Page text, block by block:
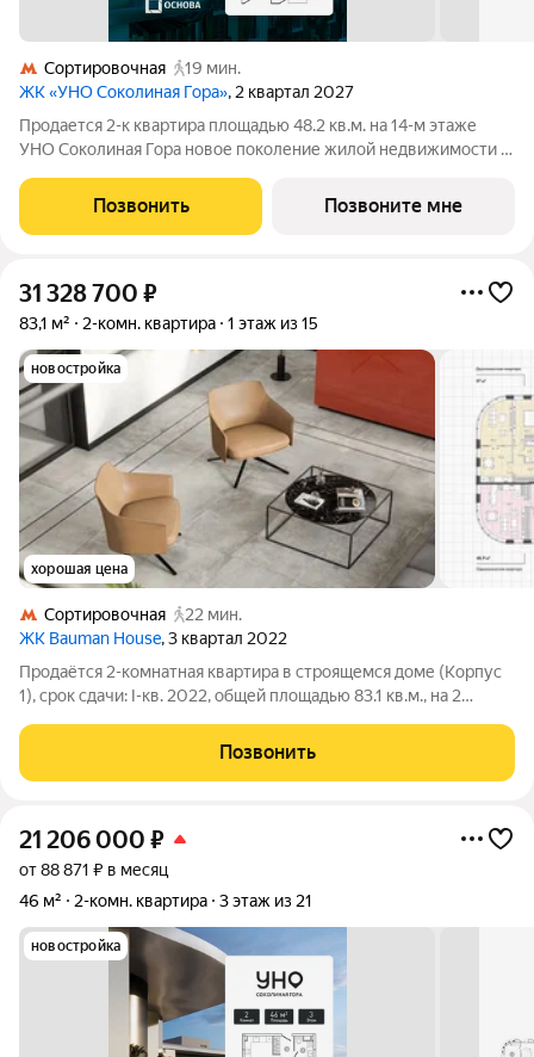
Сортировочная
19 мин.
ЖК «УНО Соколиная Гора», 2 квартал 2027
Продается 2-к квартира площадью 48.2 кв.м. на 14-м этаже
УНО Соколиная Гора новое поколение жилой недвижимости в
от Измайловского парка. Динамичная и современная
архитектура формирует доминанту
Позвонить Позвоните мне
31 328 700 ₽
83,1 м² 2-комн. квартира 1 этаж из 15
новостройка
хорошая цена
Сортировочная
22 мин.
ЖК Bauman House, 3 квартал 2022
Продаётся 2-комнатная квартира в строящемся доме (Корпус
1), срок сдачи: I-кв. 2022, общей площадью 83.1 кв.м., на 2
Басманный - тихий район на берегу реки Яузы. Bauman House
состоит из трех
Позвонить
21 206 000 ₽
от 88 871 ₽ в месяц
46 м²
2-комн. квартира 3 этаж из 21
новостройка